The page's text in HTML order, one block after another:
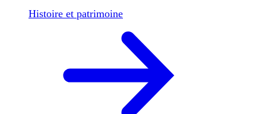
Histoire et patrimoine